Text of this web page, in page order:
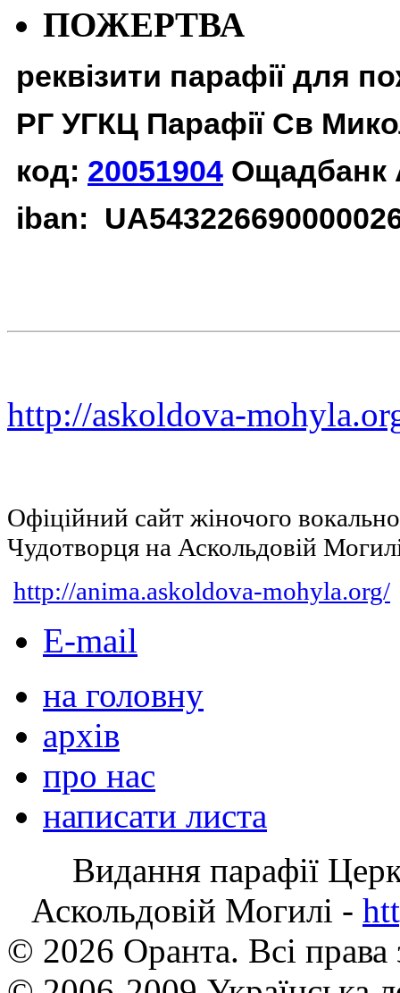
ПОЖЕРТВА
реквізити парафії для
РГ УГКЦ Парафії Св
код: 20051904 Ощадбанк
iban:
http://askoldova-
Офіційний сайт жіночого
Чудотворця на Аскольдовій
http://anima.askoldova-mohyla.org/
E-mail
на головну
архів
про нас
написати листа
Видання парафії
Аскольдовій Могилі -
© 2026 Оранта. Всі